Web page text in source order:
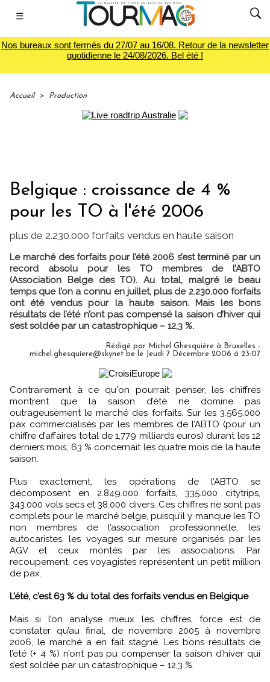
☰
Nos bureaux sont fermés du 27/07 au 16/08. Retour de la newsletter
quotidienne le 24/08/2026. Bel été !
Accueil > Production
Belgique : croissance de 4 %
pour les TO à l'été 2006
plus de 2.230.000 forfaits vendus en haute saison
Le marché des forfaits pour l’été 2006 s’est terminé par un
record absolu pour les TO membres de l’ABTO
(Association Belge des TO). Au total, malgré le beau
temps que l’on a connu en juillet, plus de 2.230.000 forfaits
ont été vendus pour la haute saison. Mais les bons
résultats de l’été n’ont pas compensé la saison d’hiver qui
s’est soldée par un catastrophique – 12,3 %.
Rédigé par Michel Ghesquière à Bruxelles -
michel.ghesquiere@skynet.be le Jeudi 7 Décembre 2006 à 23:07
Contrairement à ce qu'on pourrait penser, les chiffres
montrent que la saison d’été ne domine pas
outrageusement le marché des forfaits. Sur les 3.565.000
pax commercialisés par les membres de l’ABTO (pour un
chiffre d’affaires total de 1,779 milliards euros) durant les 12
derniers mois, 63 % concernait les quatre mois de la haute
saison.
Plus exactement, les opérations de l’ABTO se
décomposent en 2.849.000 forfaits, 335.000 citytrips,
343.000 vols secs et 38.000 divers. Ces chiffres ne sont pas
complets pour le marché belge, puisqu’il y manque les TO
non membres de l’association professionnelle, les
autocaristes, les voyages sur mesure organisés par les
AGV et ceux montés par les associations. Par
recoupement, ces voyagistes représentent un petit million
de pax.
L’été, c’est 63 % du total des forfaits vendus en Belgique
Mais si l’on analyse mieux les chiffres, force est de
constater qu’au final, de novembre 2005 à novembre
2006, le marché a en fait stagné. Les bons résultats de
l’été (+ 4 %) n’ont pas pu compenser la saison d’hiver qui
s’est soldée par un catastrophique – 12,3 %.